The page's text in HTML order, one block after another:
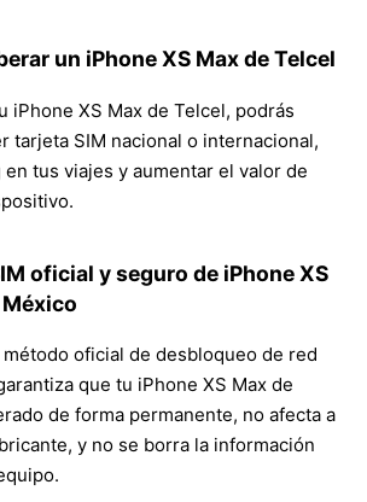
un iPhone XS Max de Telcel
iPhone XS Max de Telcel, podrás
tarjeta SIM nacional o internacional,
tus viajes y aumentar el valor de
oficial y seguro de iPhone XS
oficial de desbloqueo de red
que tu iPhone XS Max de
de forma permanente, no afecta a
y no se borra la información